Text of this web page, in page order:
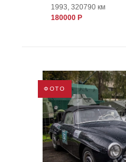
1993, 320790 км
180000 Р
ФОТО